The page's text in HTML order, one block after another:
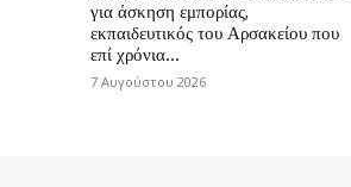
για άσκηση εμπορίας,
εκπαιδευτικός του Αρσακείου που
επί χρόνια...
7 Αυγούστου 2026